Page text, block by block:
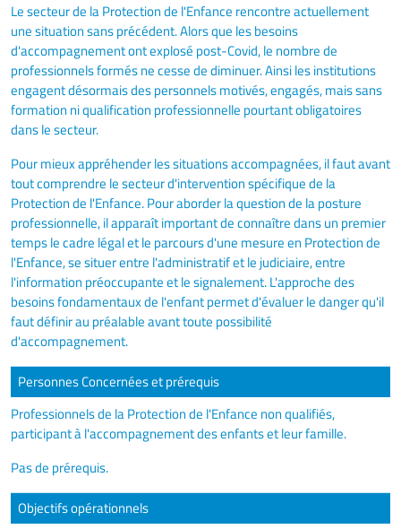
Le secteur de la Protection de l'Enfance rencontre actuellement
une situation sans précédent. Alors que les besoins
d'accompagnement ont explosé post-Covid, le nombre de
professionnels formés ne cesse de diminuer. Ainsi les institutions
engagent désormais des personnels motivés, engagés, mais sans
formation ni qualification professionnelle pourtant obligatoires
dans le secteur.
Pour mieux appréhender les situations accompagnées, il faut avant
tout comprendre le secteur d'intervention spécifique de la
Protection de l'Enfance. Pour aborder la question de la posture
professionnelle, il apparaît important de connaître dans un premier
temps le cadre légal et le parcours d'une mesure en Protection de
l'Enfance, se situer entre l'administratif et le judiciaire, entre
l'information préoccupante et le signalement. L'approche des
besoins fondamentaux de l'enfant permet d'évaluer le danger qu'il
faut définir au préalable avant toute possibilité
d'accompagnement.
Personnes Concernées et prérequis
Professionnels de la Protection de l'Enfance non qualifiés,
participant à l'accompagnement des enfants et leur famille.
Pas de prérequis.
Objectifs opérationnels